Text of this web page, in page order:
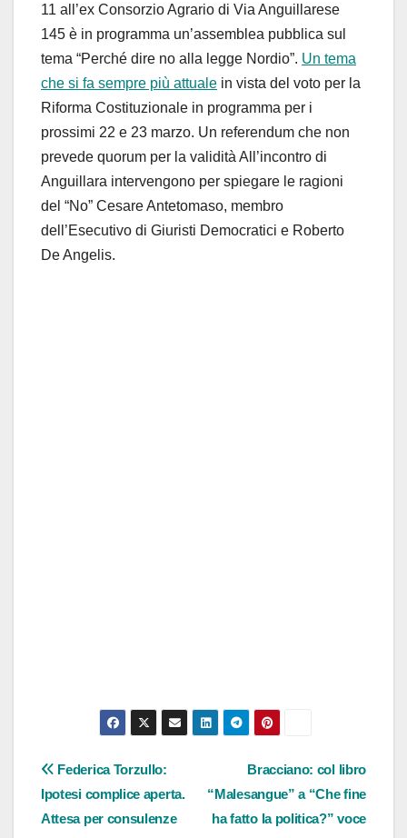
11 all’ex Consorzio Agrario di Via Anguillarese
145 è in programma un’assemblea pubblica sul
tema “Perché dire no alla legge Nordio”. Un tema
che si fa sempre più attuale in vista del voto per la
Riforma Costituzionale in programma per i
prossimi 22 e 23 marzo. Un referendum che non
prevede quorum per la validità All’incontro di
Anguillara intervengono per spiegare le ragioni
del “No” Cesare Antetomaso, membro
dell’Esecutivo di Giuristi Democratici e Roberto
De Angelis.
Navigazione
articoli
Bracciano: col libro
“Malesangue” a “Che fine
ha fatto la politica?” voce
Federica Torzullo:
Ipotesi complice aperta.
Attesa per consulenze